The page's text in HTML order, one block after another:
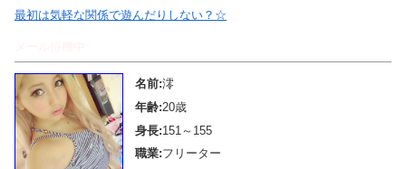
最初は気軽な関係で遊んだりしない？☆
名前:澪
年齢:20歳
身長:151～155
職業:フリーター